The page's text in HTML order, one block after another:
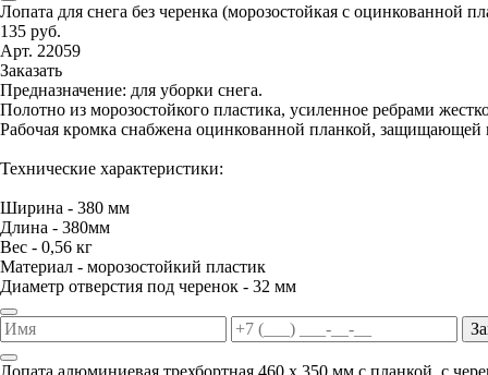
Лопата для снега без черенка (морозостойкая с оцинкованной
135 руб.
Арт. 22059
Заказать
Предназначение: для уборки снега.
Полотно из морозостойкого пластика, усиленное ребрами
Рабочая кромка снабжена оцинкованной планкой,
Технические характеристики:
Ширина - 380 мм
Длина - 380мм
Вес - 0,56 кг
Материал - морозостойкий пластик
Диаметр отверстия под черенок - 32 мм
Лопата алюминиевая трехбортная 460 х 350 мм с планкой, с